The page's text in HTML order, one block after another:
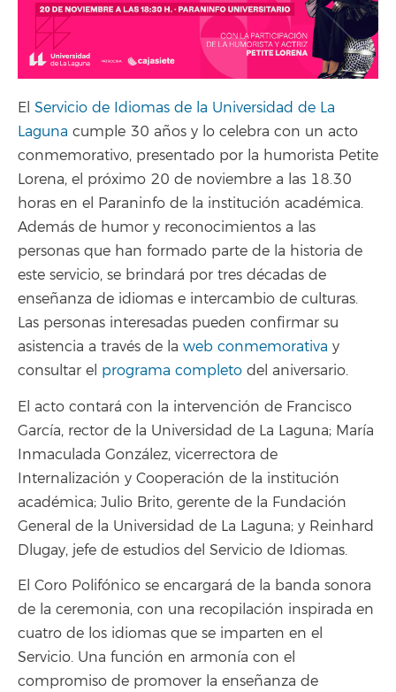
El Servicio de Idiomas de la Universidad de La
Laguna cumple 30 años y lo celebra con un acto
conmemorativo, presentado por la humorista Petite
Lorena, el próximo 20 de noviembre a las 18.30
horas en el Paraninfo de la institución académica.
Además de humor y reconocimientos a las
personas que han formado parte de la historia de
este servicio, se brindará por tres décadas de
enseñanza de idiomas e intercambio de culturas.
Las personas interesadas pueden confirmar su
asistencia a través de la web conmemorativa y
consultar el programa completo del aniversario.
El acto contará con la intervención de Francisco
García, rector de la Universidad de La Laguna; María
Inmaculada González, vicerrectora de
Internalización y Cooperación de la institución
académica; Julio Brito, gerente de la Fundación
General de la Universidad de La Laguna; y Reinhard
Dlugay, jefe de estudios del Servicio de Idiomas.
El Coro Polifónico se encargará de la banda sonora
de la ceremonia, con una recopilación inspirada en
cuatro de los idiomas que se imparten en el
Servicio. Una función en armonía con el
compromiso de promover la enseñanza de